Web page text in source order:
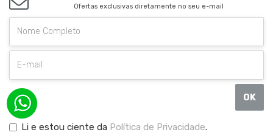
Ofertas exclusivas diretamente no seu e-mail
OK
Li e estou ciente da Política de Privacidade.